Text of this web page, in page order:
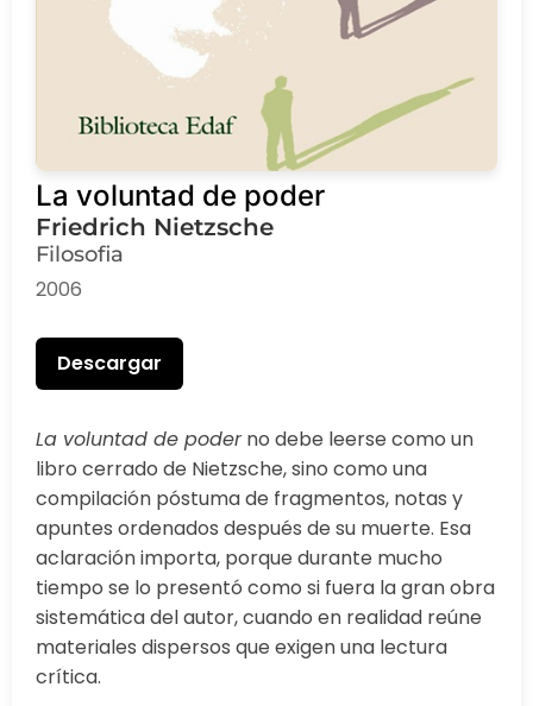
La voluntad de poder
Friedrich Nietzsche
Filosofia
2006
Descargar
La voluntad de poderno debe leerse como un
libro cerrado de Nietzsche, sino como una
compilación póstuma de fragmentos, notas y
apuntes ordenados después de su muerte. Esa
aclaración importa, porque durante mucho
tiempo se lo presentó como si fuera la gran obra
sistemática del autor, cuando en realidad reúne
materiales dispersos que exigen una lectura
crítica.